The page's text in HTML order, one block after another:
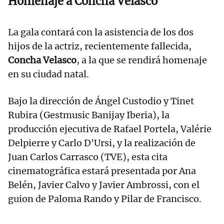
La gala contará con la asistencia de los dos
hijos de la actriz, recientemente fallecida,
Concha Velasco, a la que se rendirá homenaje
en su ciudad natal.
Bajo la dirección de Ángel Custodio y Tinet
Rubira (Gestmusic Banijay Iberia), la
producción ejecutiva de Rafael Portela, Valérie
Delpierre y Carlo D'Ursi, y la realización de
Juan Carlos Carrasco (TVE), esta cita
cinematográfica estará presentada por Ana
Belén, Javier Calvo y Javier Ambrossi, con el
guion de Paloma Rando y Pilar de Francisco.